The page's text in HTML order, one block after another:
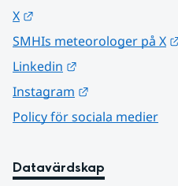
X
SMHIs meteorologer på X
Linkedin
Instagram
Policy för sociala medier
Datavärdskap